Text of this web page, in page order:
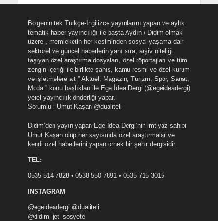
Bölgenin tek Türkçe-İngilizce yayınlarını yapan ve aylık
tematik haber yayıncılığı ile başta Aydın / Didim olmak
üzere , memleketin her kesiminden sosyal yaşama dair
sektörel ve güncel haberlerin yanı sıra, arşiv niteliği
taşıyan özel araştırma dosyaları, özel röportajları ve tüm
zengin içeriği ile birlikte şahıs, kamu resmi ve özel kurum
ve işletmelere ait ” Aktüel, Magazin, Turizm, Spor, Sanat,
Moda ” konu başlıkları ile Ege İdea Dergi (@egeideadergi)
yerel yayıncılık önderliği yapar.
Sorumlu : Umut Kaşan @dualiteli
Didim’den yayın yapan Ege İdea Dergi’nin imtiyaz sahibi
Umut Kaşan olup her sayısında özel araştırmalar ve
kendi özel haberlerini yapan örnek bir şehir dergisidir.
TEL:
0535 514 7828 • 0538 550 7891 • 0535 715 3015
INSTAGRAM
@egeideadergi @dualiteli
@didim_jet_sosyete